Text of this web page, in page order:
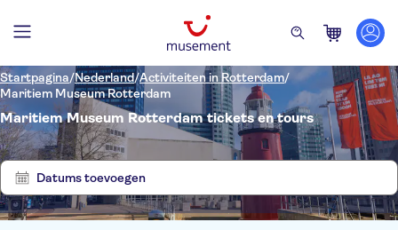
Startpagina/Nederland/Activiteiten in Rotterdam/
Maritiem Museum Rotterdam
Maritiem Museum Rotterdam tickets en tours
Datums toevoegen
Verwijder
filters
Laat
2
resultaten